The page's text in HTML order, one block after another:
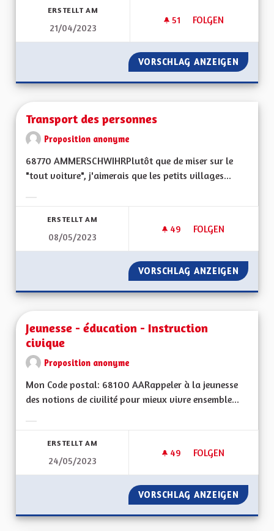
ERSTELLT AM
21/04/2023
51 51 FOLLOWER
FOLGEN
DÉVELOPPER LES
VORSCHLAG ANZEIGEN
Transport des personnes
Proposition anonyme
68770 AMMERSCHWIHRPlutôt que de miser sur le
"tout voiture", j'aimerais que les petits villages...
ERSTELLT AM
08/05/2023
49 49 FOLLOWER
FOLGEN
TRANSPORT DES
VORSCHLAG ANZEIGEN
Jeunesse - éducation - Instruction
civique
Proposition anonyme
Mon Code postal: 68100 AARappeler à la jeunesse
des notions de civilité pour mieux vivre ensemble...
ERSTELLT AM
24/05/2023
49 49 FOLLOWER
FOLGEN
JEUNESSE -
VORSCHLAG ANZEIGEN